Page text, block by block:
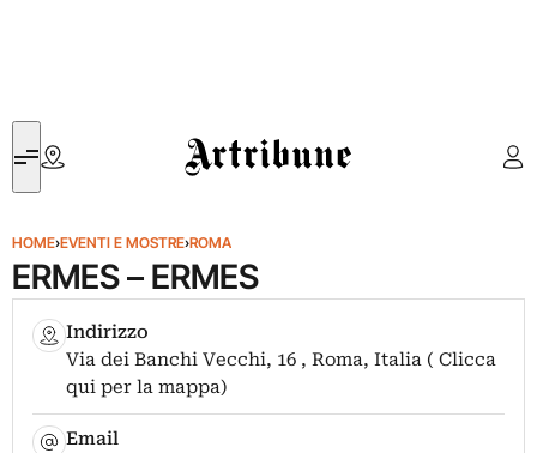
Artribune
HOME›EVENTI E MOSTRE›ROMA
ERMES – ERMES
Indirizzo
Via dei Banchi Vecchi, 16 , Roma, Italia ( Clicca
qui per la mappa)
Email